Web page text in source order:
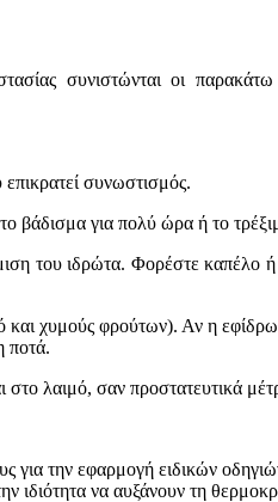
συνιστώνται οι
συνωστισμός.
βάδισμα για πολύ ώρα ή το
του ιδρώτα. Φορέστε
χυμούς φρούτων). Αν η
ποτά.
στο λαιμό, σαν προστατευτικά
την εφαρμογή ειδικών
ιδιότητα να αυξάνουν τη